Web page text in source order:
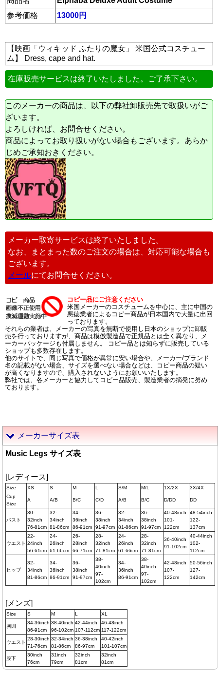
参考価格
13000円
【映画「ウィキッド ふたりの魔女」 米国公式コスチュー
ム】 Dress, cape and hat.
在庫販売サービスは終了いたしました。ご了承下さい。
このメーカーの商品は、以下の弊社卸販売先で取扱いがご
ざいます。
よろしければ、お問合せください。
商品によってお取り扱いがない場合もございます。あらか
じめご承知おきください。
メーカー取寄サービスは終了いたしました。
なお、まとまった数のご注文の場合は、対応可能な場合も
ございます。
メールにてお問合せください。
コピー品にご注意ください
米国メーカーのコスチュームを中心に、主に中国の
悪徳業者によるコピー商品が日本国内で大量に出回
っております。
それらの業者は、メーカーの写真を無断で使用し日本のショップに卸販
売を行っておりますが、商品は模倣製造品で正規品とは全く異なり、メ
ーカーパッケージも付属しません。 コピー品とは知らずに販売している
ショップも多数存在します。
他のサイトで、同じ写真で価格が異常に安い場合や、メーカー/ブランド
名の記載がない場合、サイズを選べない場合などは、コピー商品の疑い
が高くなりますので、購入されないようにお願いいたします。
弊社では、各メーカーと協力してコピー品販売、製造業者の摘発に努め
ております。
メーカーサイズ表
Music Legs サイズ表
[レディース]
Size XS S M L S/M M/L 1X/2X
3X/4X
Cup
Size
A A/B B/C C/D A/B B/C D/DD DD
バスト
30-
32inch
76-81cm
32-
34inch
81-86cm
34-
36inch
86-91cm
36-
38inch
91-97cm
32-
34inch
81-86cm
36-
38inch
91-97cm
40-48inch
101-
122cm
48-54inch
122-
137cm
ウエスト
22-
24inch
56-61cm
24-
26inch
61-66cm
26-
28inch
66-71cm
28-
32inch
71-81cm
24-
26inch
61-66cm
28-
32inch
71-81cm
36-40inch
91-102cm
40-44inch
102-
112cm
ヒップ
32-
34inch
81-86cm
34-
36inch
86-91cm
36-
38inch
91-97cm
38-
40inch
97-
102cm
34-
36inch
86-91cm
38-
40inch
97-
102cm
42-48inch
107-
122cm
50-56inch
127-
142cm
[メンズ]
Size S M L XL
胸囲
34-36inch
86-91cm
38-40inch
96-102cm
42-44inch
107-112cm
46-48inch
117-122cm
ウエスト
28-30inch
71-76cm
32-34inch
81-86cm
36-38inch
86-97cm
40-42inch
101-107cm
股下
30inch
76cm
31inch
79cm
32inch
81cm
32inch
81cm